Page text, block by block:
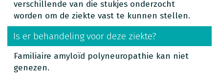
verschillende van die stukjes onderzocht
worden om de ziekte vast te kunnen stellen.
Is er behandeling voor deze ziekte?
Familiaire amyloïd polyneuropathie kan niet
genezen.